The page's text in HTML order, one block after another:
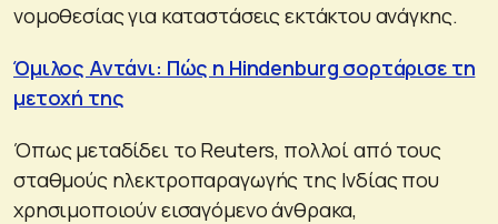
νομοθεσίας για καταστάσεις εκτάκτου ανάγκης.
Όμιλος Αντάνι: Πώς η Hindenburg σορτάρισε τη
μετοχή της
Όπως μεταδίδει το Reuters, πολλοί από τους
σταθμούς ηλεκτροπαραγωγής της Ινδίας που
χρησιμοποιούν εισαγόμενο άνθρακα,